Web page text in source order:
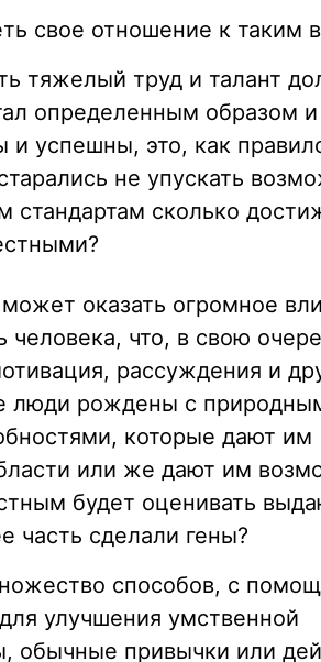
свое отношение к таким
тяжелый труд и талант
определенным образом
и успешны, это, как
не упускать
стандартам сколько
оказать огромное
человека, что, в свою
рассуждения и
люди рождены с
которые дают им
или же дают им
будет оценивать
часть сделали гены?
способов, с
улучшения умственной
обычные привычки или